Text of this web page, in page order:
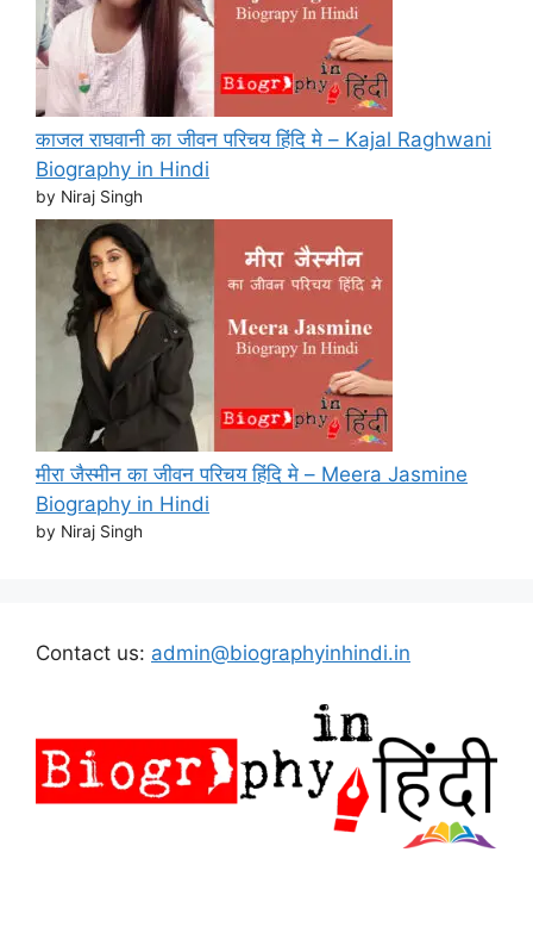
काजल राघवानी का जीवन परिचय हिंदि मे – Kajal Raghwani
Biography in Hindi
by Niraj Singh
मीरा जैस्मीन का जीवन परिचय हिंदि मे – Meera Jasmine
Biography in Hindi
by Niraj Singh
Contact us: admin@biographyinhindi.in